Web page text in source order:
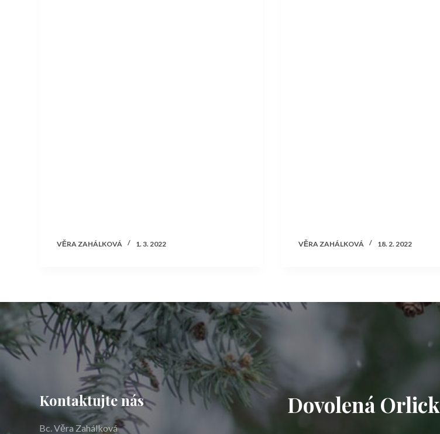
VĚRA ZAHÁLKOVÁ 1. 3. 2022 VĚRA ZAHÁLKOVÁ 18. 2. 2022
Kontaktujte nás
Bc. Věra Zahálková
Dovolená